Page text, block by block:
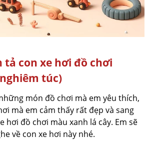
tả con xe hơi đồ chơi
túc)
món đồ chơi mà em yêu thích,
mà em cảm thấy rất đẹp và sang
hơi đồ chơi màu xanh lá cây. Em sẽ
về con xe hơi này nhé.